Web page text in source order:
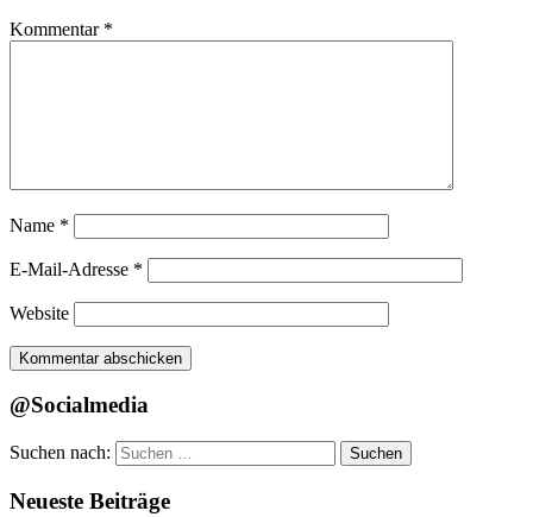
Kommentar *
Name *
E-Mail-Adresse *
Website
@Socialmedia
Suchen nach: Suchen
Neueste Beiträge